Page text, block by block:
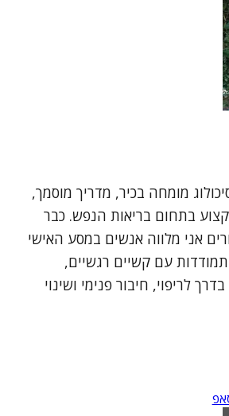
מומחה בכיר, מדריך מוסמך,
בתחום בריאות הנפש. כבר
אני מלווה אנשים במסע האישי
עם קשיים רגשיים,
לריפוי, חיבור פנימי ושינוי